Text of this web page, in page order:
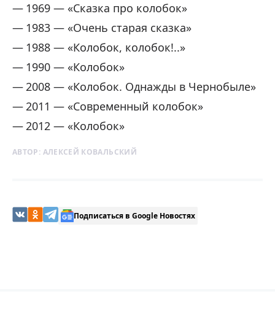
1969 — «Сказка про колобок»
1983 — «Очень старая сказка»
1988 — «Колобок, колобок!..»
1990 — «Колобок»
2008 — «Колобок. Однажды в Чернобыле»
2011 — «Современный колобок»
2012 — «Колобок»
АВТОР: АЛЕКСЕЙ КОВАЛЬСКИЙ
Подписаться в Google Новостях